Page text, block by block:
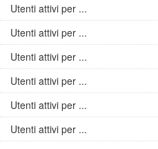
Utenti attivi per ...
Utenti attivi per ...
Utenti attivi per ...
Utenti attivi per ...
Utenti attivi per ...
Utenti attivi per ...